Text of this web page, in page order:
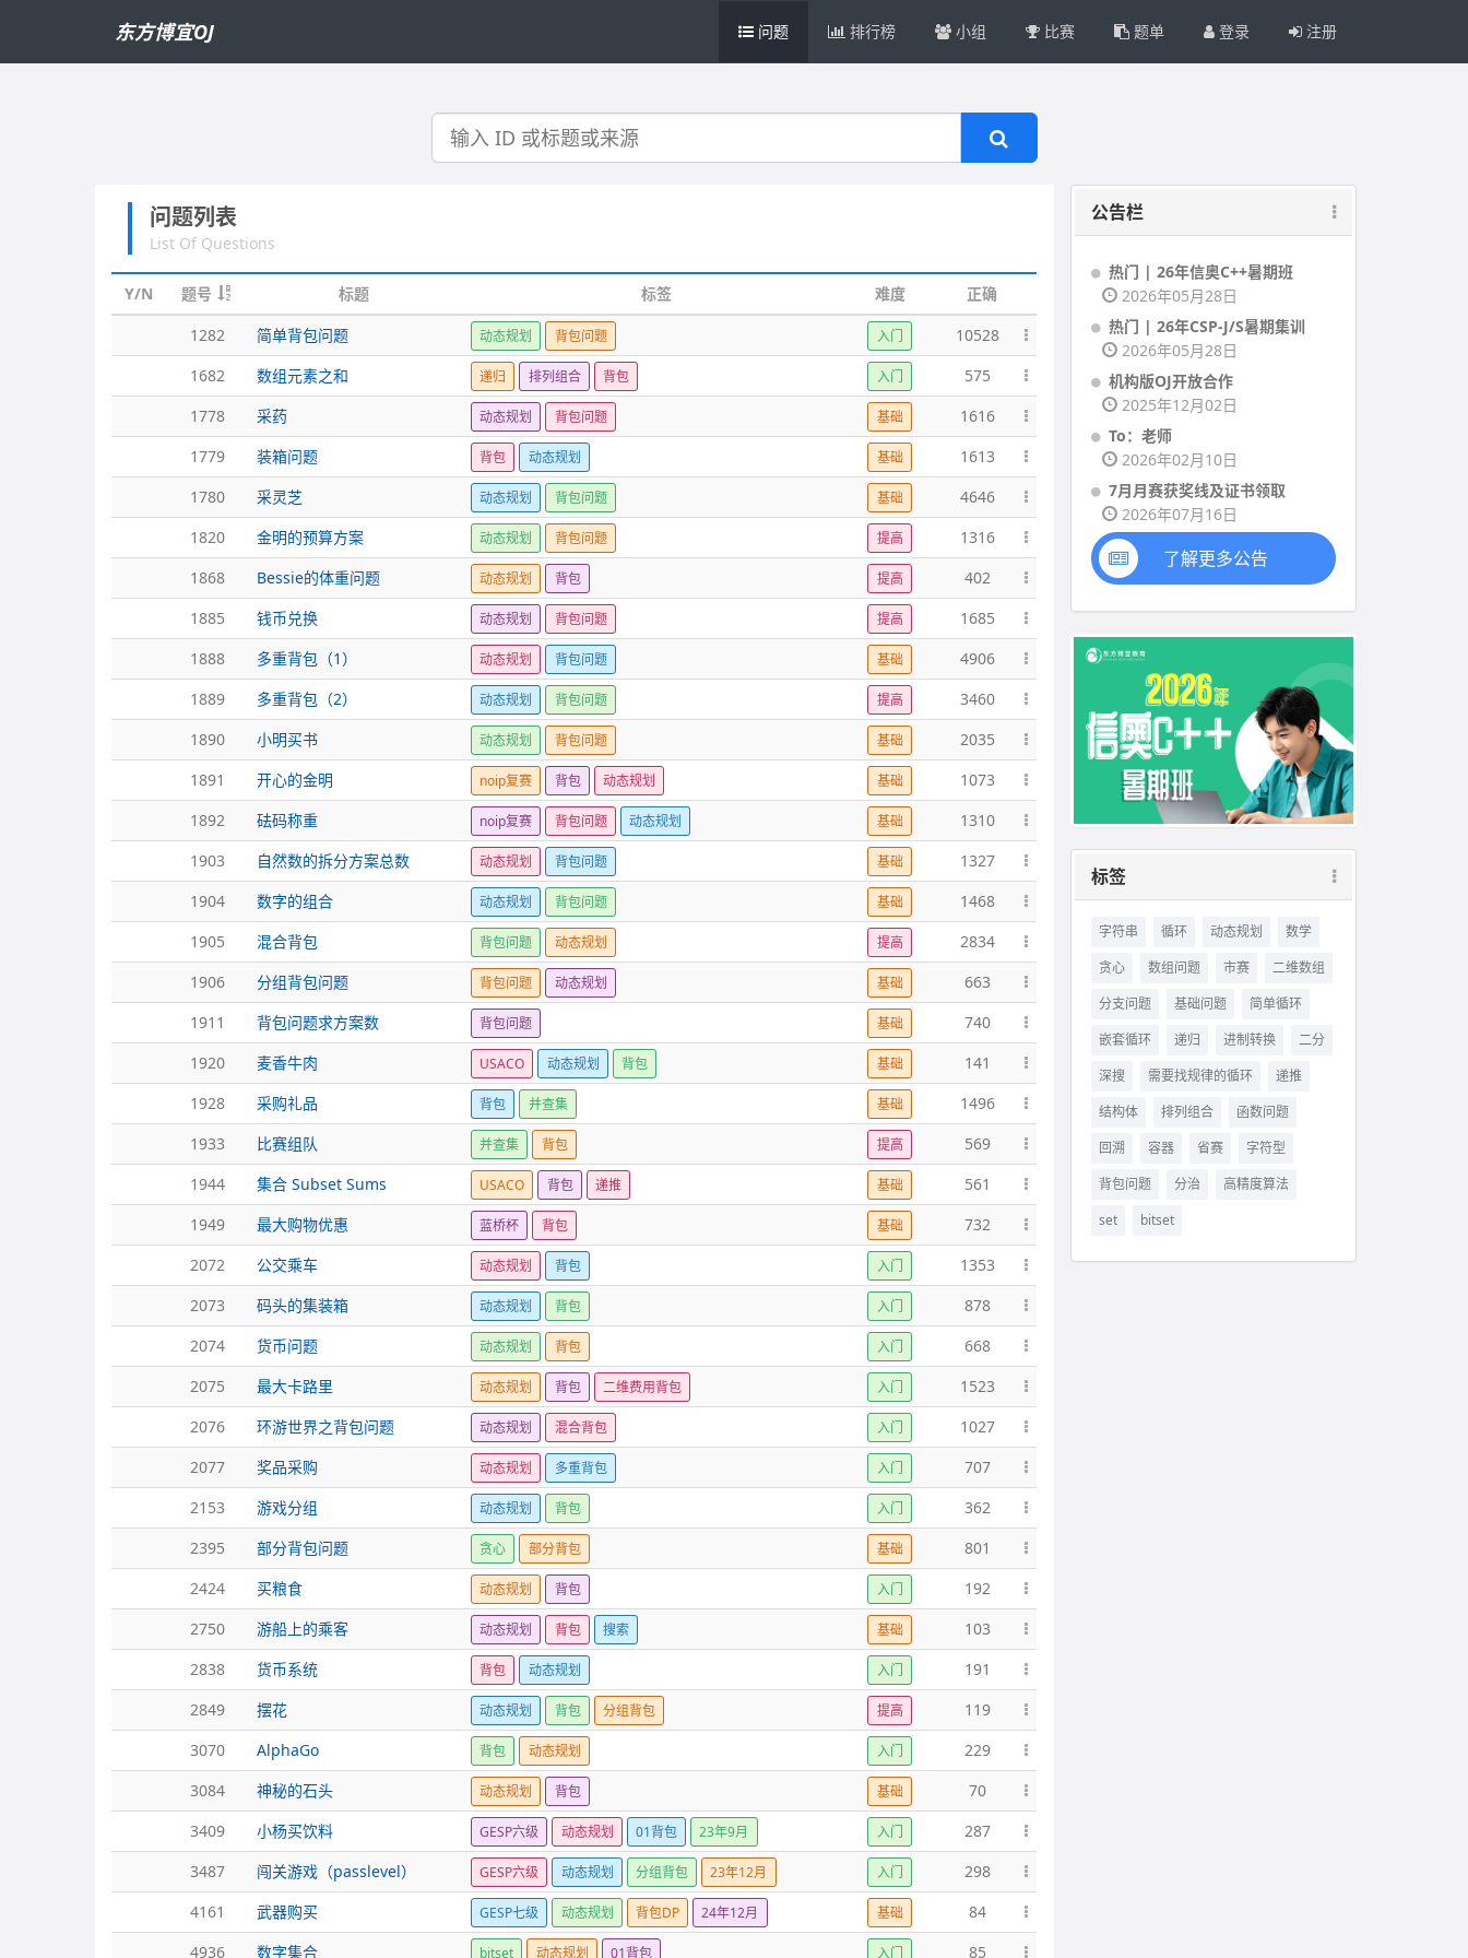
东方博宜OJ 问题 排行榜 小组 比赛 题单 登录 注册
搜
问题列表
List Of Questions
Y/N 题号 标题 标签 难度
正确
1282
简单背包问题 动态规划 背包问题 入门
10528
1682
数组元素之和 递归 排列组合 背包 入门
575
1778
采药 动态规划 背包问题 基础
1616
1779
装箱问题 背包 动态规划 基础
1613
1780
采灵芝 动态规划 背包问题 基础
4646
1820
金明的预算方案 动态规划 背包问题 提高
1316
1868
Bessie的体重问题 动态规划 背包 提高
402
1885
钱币兑换 动态规划 背包问题 提高
1685
1888
多重背包（1） 动态规划 背包问题 基础
4906
1889
多重背包（2） 动态规划 背包问题 提高
3460
1890
小明买书 动态规划 背包问题 基础
2035
1891
开心的金明 noip复赛 背包 动态规划 基础
1073
1892
砝码称重 noip复赛 背包问题 动态规划 基础
1310
1903
自然数的拆分方案总数 动态规划 背包问题 基础
1327
1904
数字的组合 动态规划 背包问题 基础
1468
1905
混合背包 背包问题 动态规划 提高
2834
1906
分组背包问题 背包问题 动态规划 基础
663
1911
背包问题求方案数 背包问题 基础
740
1920
麦香牛肉 USACO 动态规划 背包 基础
141
1928
采购礼品 背包 并查集 基础
1496
1933
比赛组队 并查集 背包 提高
569
1944
集合 Subset Sums USACO 背包 递推 基础
561
1949
最大购物优惠 蓝桥杯 背包 基础
732
2072
公交乘车 动态规划 背包 入门
1353
2073
码头的集装箱 动态规划 背包 入门
878
2074
货币问题 动态规划 背包 入门
668
2075
最大卡路里 动态规划 背包 二维费用背包 入门
1523
2076
环游世界之背包问题 动态规划 混合背包 入门
1027
2077
奖品采购 动态规划 多重背包 入门
707
2153
游戏分组 动态规划 背包 入门
362
2395
部分背包问题 贪心 部分背包 基础
801
2424
买粮食 动态规划 背包 入门
192
2750
游船上的乘客 动态规划 背包 搜索 基础
103
2838
货币系统 背包 动态规划 入门
191
2849
摆花 动态规划 背包 分组背包 提高
119
3070
AlphaGo 背包 动态规划 入门
229
3084
神秘的石头 动态规划 背包 基础
70
3409
小杨买饮料 GESP六级 动态规划 01背包 23年9月 入门
287
3487
闯关游戏（passlevel） GESP六级 动态规划 分组背包 23年12月 入门
298
4161
武器购买 GESP七级 动态规划 背包DP 24年12月 基础
84
4936
数字集合 bitset 动态规划 01背包 入门 85
公告栏
热门 | 26年信奥C++暑期班
2026年05月28日
热门 | 26年CSP-J/S暑期集训
2026年05月28日
机构版OJ开放合作
2025年12月02日
To：老师
2026年02月10日
7月月赛获奖线及证书领取
2026年07月16日
了解更多公告
标签
字符串 循环 动态规划
数学
贪心
数组问题 市赛
二维数组
分支问题
基础问题
简单循环
嵌套循环
递归 进制转换
二分
深搜
需要找规律的循环
递推
结构体
排列组合
函数问题
回溯
容器 省赛
字符型
背包问题
分治
高精度算法
set
bitset